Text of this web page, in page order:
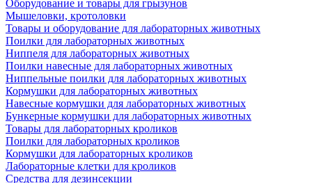
Оборудование и товары для грызунов
Мышеловки, кротоловки
Товары и оборудование для лабораторных животных
Поилки для лабораторных животных
Ниппеля для лабораторных животных
Поилки навесные для лабораторных животных
Ниппельные поилки для лабораторных животных
Кормушки для лабораторных животных
Навесные кормушки для лабораторных животных
Бункерные кормушки для лабораторных животных
Товары для лабораторных кроликов
Поилки для лабораторных кроликов
Кормушки для лабораторных кроликов
Лабораторные клетки для кроликов
Средства для дезинсекции